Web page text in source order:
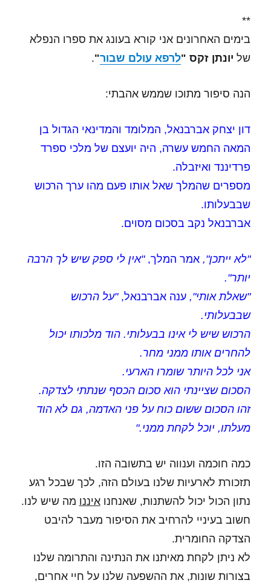
**
בימים האחרונים אני קורא בעונג את ספרו הנפלא
של יונתן זקס "לרפא עולם שבור"
.
הנה סיפור מתוכו שממש אהבתי:
דון יצחק אברבנאל, המלומד והמדינאי הגדול בן
המאה החמש עשרה, היה יועצם של מלכי ספרד
פרדיננד ואיזבלה.
מספרים שהמלך שאל אותו פעם מהו ערך הרכוש
שבבעלותו.
אברבנאל נקב בסכום מסוים.
"לא ייתכן",אמר המלך, "אין לי ספק שיש לך הרבה
יותר".
"שאלת אותי",ענה אברבנאל, "על הרכוש
שבבעלותי.
הרכוש שיש לי אינו בבעלותי. הוד מלכותו יכול
להחרים אותו ממני מחר.
אני לכל היותר שומרו הארעי.
הסכום שציינתי הוא סכום הכסף שנתתי לצדקה.
זהו הסכום ששום כוח על פני האדמה, גם לא הוד
מעלתו, יוכל לקחת ממני."
כמה חוכמה וענווה יש בתשובה הזו.
תזכורת לארעיות שלנו בעולם הזה, לכך שבכל רגע
נתון הכול יכול להשתנות, שאנחנואיננו מה שיש לנו.
חשוב בעיניי להרחיב את הסיפור מעבר להיבט
הצדקה החומרית.
לא ניתן לקחת מאיתנו את הנתינה והתרומה שלנו
בצורות שונות, את ההשפעה שלנו על חיי אחרים,